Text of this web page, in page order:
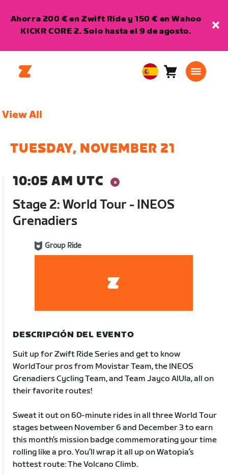
Ahorra 200 € en Zwift Ride y 150 € en Wahoo
KICKR CORE 2. Solo hasta el 9 de agosto.
EuropeanCarro0
View All
TUESDAY, NOVEMBER 21
10:05 AM UTC
Stage 2: World Tour - INEOS
Grenadiers
Group Ride
DESCRIPCIÓN DEL EVENTO
Suit up for Zwift Ride Series and get to know
WorldTour pros from Movistar Team, the INEOS
Grenadiers Cycling Team, and Team Jayco AlUla, all on
their favorite routes!
Sweat it out on 60-minute rides in all three World Tour
stages between November 6 and December 3 to earn
this month’s mission badge commemorating your time
rolling like a pro. You’ll wrap it all up on Watopia’s
hottest route: The Volcano Climb.